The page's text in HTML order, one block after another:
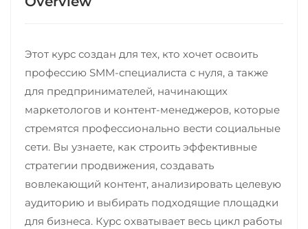
Этот курс создан для тех, кто хочет освоить
профессию SMM-специалиста с нуля, а также
для предпринимателей, начинающих
маркетологов и контент-менеджеров, которые
стремятся профессионально вести социальные
сети. Вы узнаете, как строить эффективные
стратегии продвижения, создавать
вовлекающий контент, анализировать целевую
аудиторию и выбирать подходящие площадки
для бизнеса. Курс охватывает весь цикл работы